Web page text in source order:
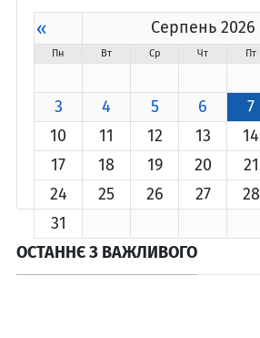
« Серпень 2026
Пн Вт Ср Чт Пт
3
4 5 6 7
10
11 12 13 14
17
18 19 20 21
24
25 26 27 28
31
ОСТАННЄ З ВАЖЛИВОГО